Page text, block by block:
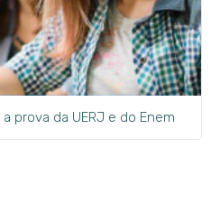
prova da UERJ e do Enem